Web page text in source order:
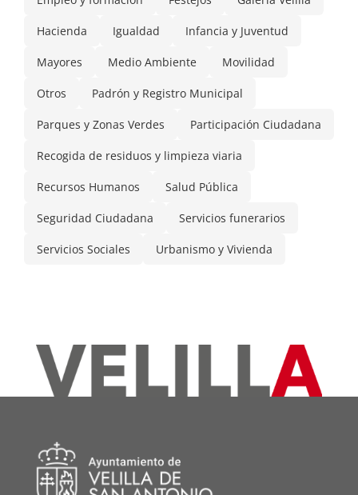
Hacienda Igualdad Infancia y Juventud
Mayores Medio Ambiente Movilidad
Otros Padrón y Registro Municipal
Parques y Zonas Verdes Participación Ciudadana
Recogida de residuos y limpieza viaria
Recursos Humanos Salud Pública
Seguridad Ciudadana Servicios funerarios
Servicios Sociales Urbanismo y Vivienda